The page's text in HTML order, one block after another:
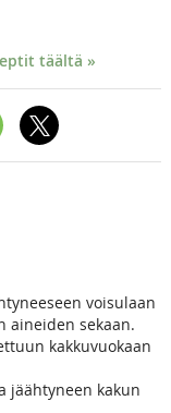
täältä »
voisulaan
aineiden sekaan.
kakkuvuokaan
jäähtyneen kakun